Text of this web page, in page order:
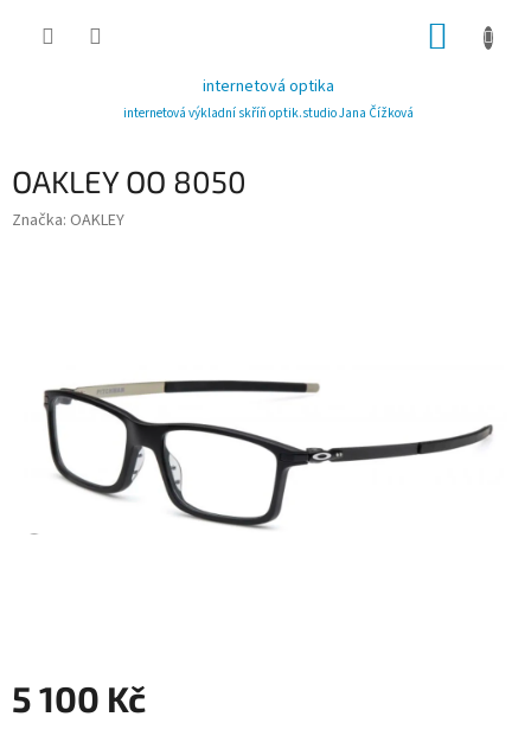
internetová optika
internetová výkladní skříň optik.studio Jana Čížková
OAKLEY OO 8050
Značka: OAKLEY
5 100 Kč